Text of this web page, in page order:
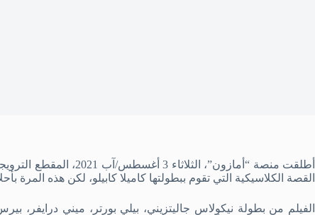
أطلقت منصة “أمازون”،
القصة الكلاسيكية التي تقوم ببطولتها كاميلا كابيلو، لكن هذه المرة
الفيلم من بطولة نيكولاس جاليتزيني، بيلي بورتر، ميني